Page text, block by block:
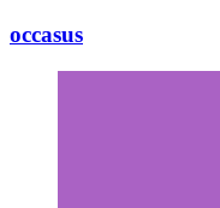
occasus